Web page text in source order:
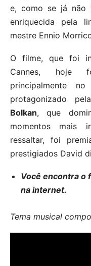
e, como se já não
enriquecida pela
mestre Ennio
O filme, que foi
Cannes, hoje
principalmente
protagonizado
Bolkan, que
momentos mais
ressaltar, foi
prestigiados David
Você encontra o
na internet.
Tema musical